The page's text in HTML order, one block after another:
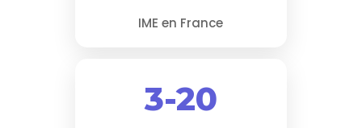
IME en France
3-20